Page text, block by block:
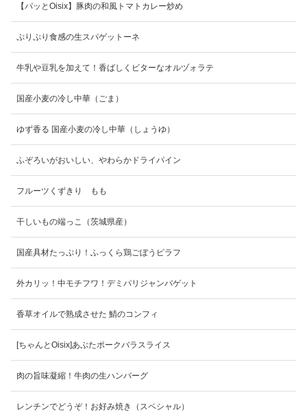
【パッとOisix】豚肉の和風トマトカレー炒め
ぷりぷり食感の生スパゲットーネ
牛乳や豆乳を加えて！香ばしくビターなオルヅォラテ
国産小麦の冷し中華（ごま）
ゆず香る 国産小麦の冷し中華（しょうゆ）
ふぞろいがおいしい、やわらかドライパイン
フルーツくずきり もも
干しいもの端っこ（茨城県産）
国産具材たっぷり！ふっくら鶏ごぼうピラフ
外カリッ！中モチフワ！デミパリジャンバゲット
香草オイルで熟成させた 鯖のコンフィ
[ちゃんとOisix]あぶたポークバラスライス
肉の旨味凝縮！牛肉の生ハンバーグ
レンチンでどうぞ！お好み焼き（スペシャル）